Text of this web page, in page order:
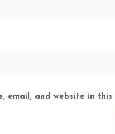
email, and website in